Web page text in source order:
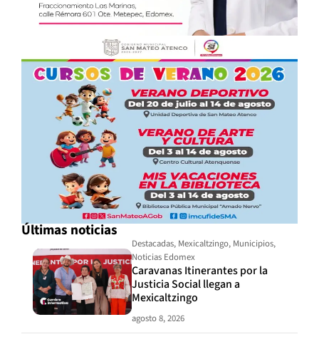
Últimas noticias
Destacadas, Mexicaltzingo, Municipios,
Noticias Edomex
Caravanas Itinerantes por la
Justicia Social llegan a
Mexicaltzingo
agosto 8, 2026